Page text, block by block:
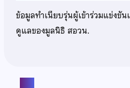
ข้อมูลทำเนียบรุ่นผู้เข้าร่วมแข่งขั
ดูแลของมูลนิธิ สอวน.